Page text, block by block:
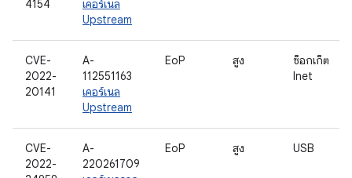
4154
เคอร์เนล
Upstream
CVE-
2022-
20141
A-
112551163
เคอร์เนล
Upstream
EoP สูง
ซ็อกเก็ต
Inet
CVE-
2022-
A-
220261709
EoP สูง USB